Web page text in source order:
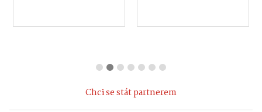
Chci se stát partnerem